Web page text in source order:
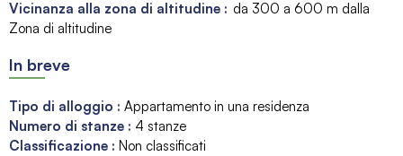
Vicinanza alla zona di altitudine : da 300 a 600 m dalla
Zona di altitudine
In breve
Tipo di alloggio : Appartamento in una residenza
Numero di stanze : 4 stanze
Classificazione : Non classificati